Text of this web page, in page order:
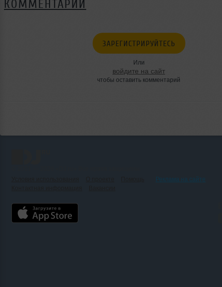
КОММЕНТАРИИ
ЗАРЕГИСТРИРУЙТЕСЬ
Или
войдите на сайт
чтобы оставить комментарий
Реклама на сайте